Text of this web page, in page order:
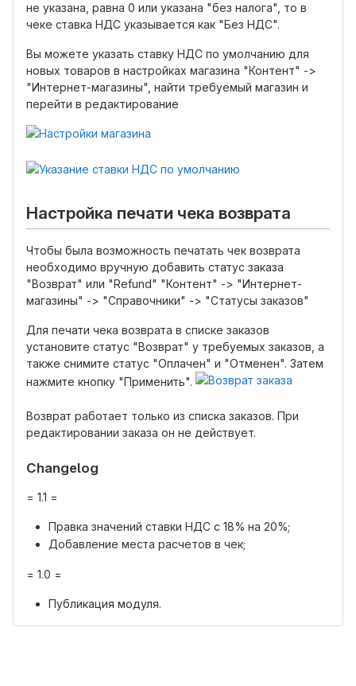
не указана, равна 0 или указана "без налога", то в
чеке ставка НДС указывается как "Без НДС".
Вы можете указать ставку НДС по умолчанию для
новых товаров в настройках магазина "Контент" ->
"Интернет-магазины", найти требуемый магазин и
перейти в редактирование
Настройка печати чека возврата
Чтобы была возможность печатать чек возврата
необходимо вручную добавить статус заказа
"Возврат" или "Refund" "Контент" -> "Интернет-
магазины" -> "Справочники" -> "Статусы заказов"
Для печати чека возврата в списке заказов
установите статус "Возврат" у требуемых заказов, а
также снимите статус "Оплачен" и "Отменен". Затем
нажмите кнопку "Применить".
Возврат работает только из списка заказов. При
редактировании заказа он не действует.
Changelog
= 1.1 =
Правка значений ставки НДС с 18% на 20%;
Добавление места расчетов в чек;
= 1.0 =
Публикация модуля.